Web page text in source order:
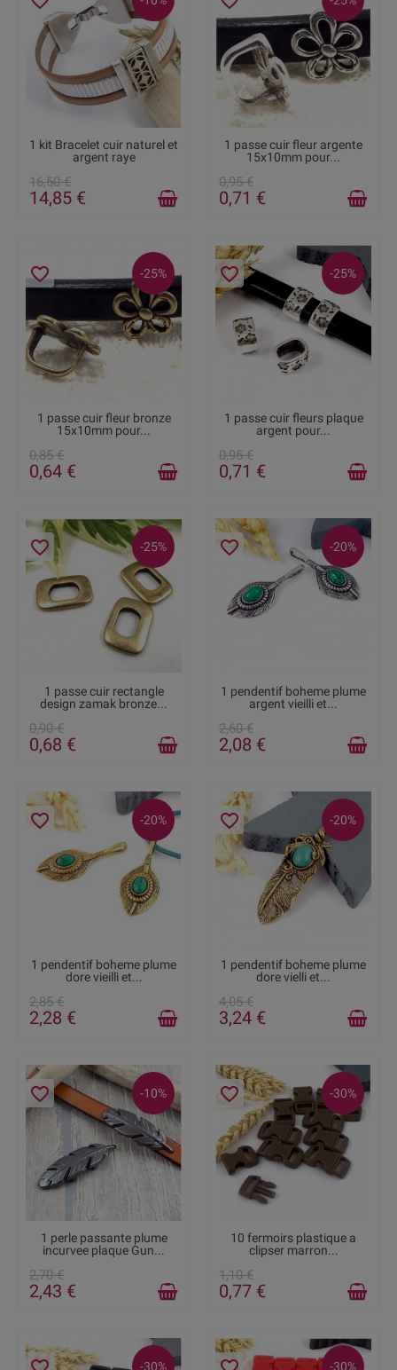
DISPONIBLE
1 kit Bracelet cuir naturel et
argent raye
16,50 €
14,85 €
RUPTURE DE STOCK
1 passe cuir fleur argente
15x10mm pour...
0,95 €
0,71 €
-25%
DISPONIBLE
favorite_border
1 passe cuir fleur bronze
15x10mm pour...
0,85 €
0,64 €
-25%
RUPTURE DE STOCK
favorite_border
1 passe cuir fleurs plaque
argent pour...
0,95 €
0,71 €
-25%
DISPONIBLE
favorite_border
1 passe cuir rectangle
design zamak bronze...
0,90 €
0,68 €
-20%
EN STOCK
favorite_border
1 pendentif boheme plume
argent vieilli et...
2,60 €
2,08 €
-20%
EN STOCK
favorite_border
1 pendentif boheme plume
dore vieilli et...
2,85 €
2,28 €
-20%
RUPTURE DE STOCK
favorite_border
1 pendentif boheme plume
dore vielli et...
4,05 €
3,24 €
-10%
DISPONIBLE
favorite_border
1 perle passante plume
incurvee plaque Gun...
2,70 €
2,43 €
-30%
DERNIERS ARTICLES EN
STOCK
favorite_border
10 fermoirs plastique a
clipser marron...
1,10 €
0,77 €
-30% -30%